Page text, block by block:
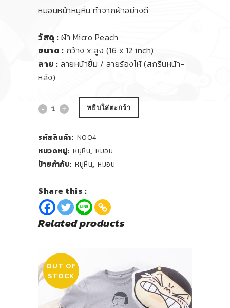
was: is:
หมอนหน้าหนูหิ่น ทำจากผ้าอย่างดี
วัสดุ : ผ้า Micro Peach
ขนาด : กว้าง x สูง (16 x 12 inch)
ลาย : ลายหน้ายิ้ม / ลายร้องไห้ (สกรีนหน้า-
หลัง)
หยิบใส่ตะกร้า
รหัสสินค้า: N004
หมวดหมู่: หนูหิ่น, หมอน
ป้ายกำกับ: หนูหิ่น, หมอน
Share this :
Related products
OUT OF
STOCK